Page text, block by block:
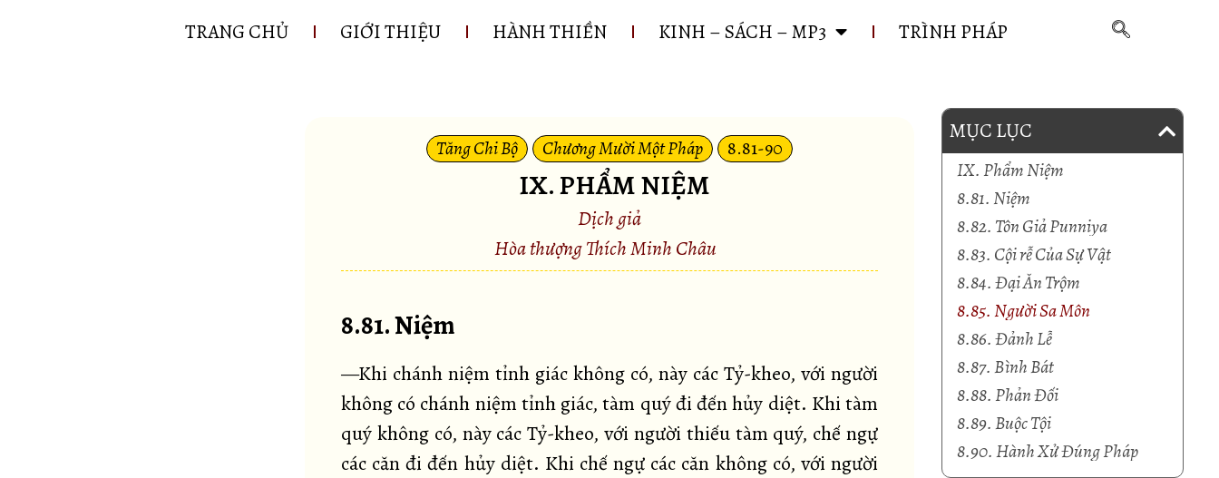
TRANG CHỦ GIỚI THIỆU HÀNH THIỀN KINH – SÁCH – MP3 TRÌNH PHÁP
Tăng Chi Bộ Chương Mười Một Pháp 8.81-90
IX. PHẨM NIỆM
Dịch giả
Hòa thượng Thích Minh Châu
8.81. Niệm
—Khi chánh niệm tỉnh giác không có, này các Tỷ-kheo, với người
không có chánh niệm tỉnh giác, tàm quý đi đến hủy diệt. Khi tàm
quý không có, này các Tỷ-kheo, với người thiếu tàm quý, chế ngự
các căn đi đến hủy diệt. Khi chế ngự các căn không có, với người
MỤC LỤC
IX. Phẩm Niệm
8.81. Niệm
8.82. Tôn Giả Punniya
8.83. Cội rễ Của Sự Vật
8.84. Đại Ăn Trộm
8.85. Người Sa Môn
8.86. Đảnh Lễ
8.87. Bình Bát
8.88. Phản Đối
8.89. Buộc Tội
8.90. Hành Xử Đúng Pháp